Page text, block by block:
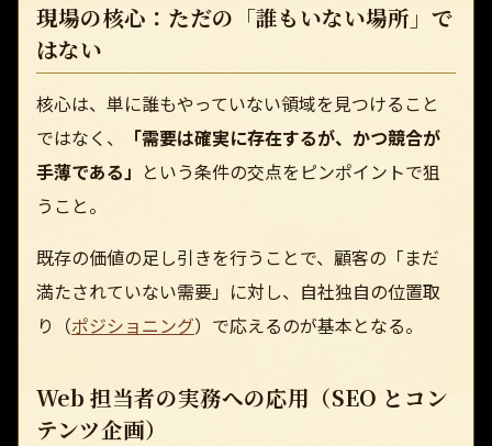
現場の核心：ただの「誰もいない場所」で
はない
核心は、単に誰もやっていない領域を見つけること
ではなく、
「需要は確実に存在するが、かつ競合が
手薄である」 という条件の交点をピンポイントで狙
うこと。
既存の価値の足し引きを行うことで、顧客の「まだ
満たされていない需要」に対し、自社独自の位置取
り（ポジショニング）で応えるのが基本となる。
Web 担当者の実務への応用（SEO とコン
テンツ企画）